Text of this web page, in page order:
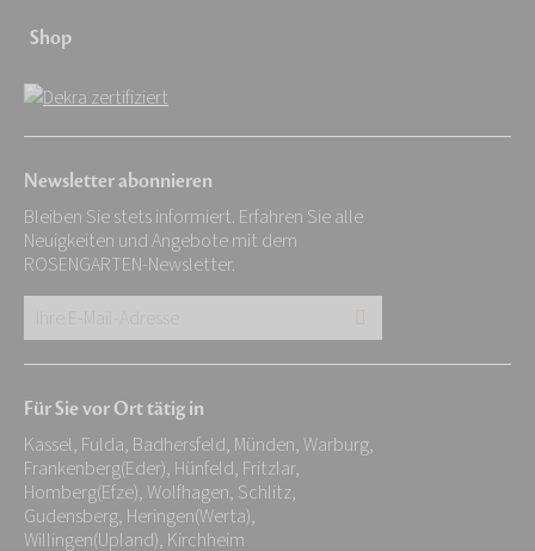
Shop
Newsletter abonnieren
Bleiben Sie stets informiert. Erfahren Sie alle
Neuigkeiten und Angebote mit dem
ROSENGARTEN-Newsletter.
Adresse:
*
Für Sie vor Ort tätig in
Kassel, Fulda, Badhersfeld, Münden, Warburg,
Frankenberg(Eder), Hünfeld, Fritzlar,
Homberg(Efze), Wolfhagen, Schlitz,
Gudensberg, Heringen(Werta),
Willingen(Upland), Kirchheim